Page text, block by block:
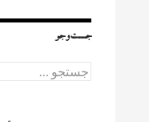
جست‌وجو
ج
س